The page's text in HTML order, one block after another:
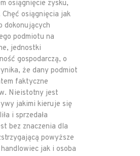
osiągnięcie zysku,
osiągnięcia jak
dokonujących
podmiotu na
jednostki
gospodarczą, o
że dany podmiot
faktyczne
Nieistotny jest
jakimi kieruje się
i sprzedała
bez znaczenia dla
powyższe
jak i osoba